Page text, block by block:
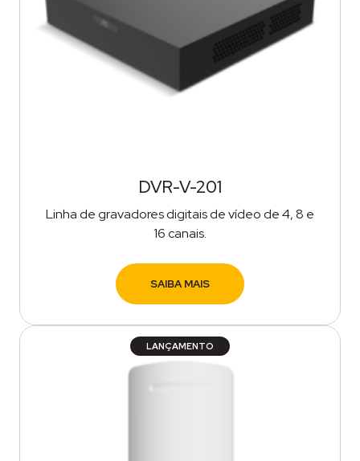
DVR-V-201
Linha de gravadores digitais de vídeo de 4, 8 e
16 canais.
SAIBA MAIS
LANÇAMENTO